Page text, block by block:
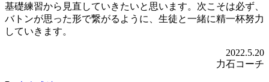
基礎練習から見直していきたいと思います。次こそは必ず、
バトンが思った形で繋がるように、生徒と一緒に精一杯努力
していきます。
2022.5.20
力石コーチ